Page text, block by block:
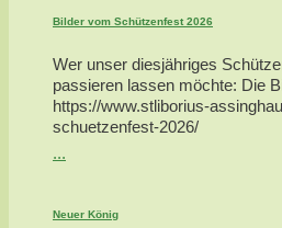
Bilder vom Schützenfest 2026
Wer unser diesjähriges
passieren lassen möchte: Die
https://www.stliborius-
schuetzenfest-2026/
...
Neuer König